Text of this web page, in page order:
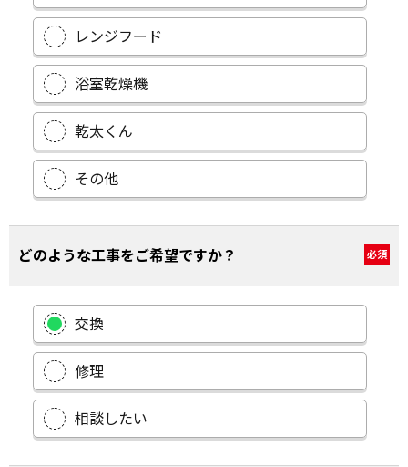
レンジフード
浴室乾燥機
乾太くん
その他
どのような工事をご希望ですか？ 必須
交換
修理
相談したい